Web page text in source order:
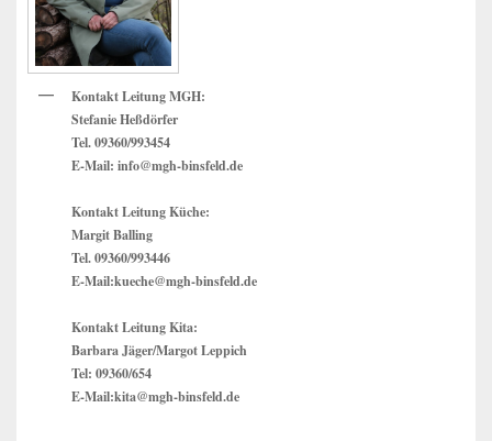
Kontakt Leitung MGH:
Stefanie Heßdörfer
Tel. 09360/993454
E-Mail: info@mgh-binsfeld.de
Kontakt Leitung Küche:
Margit Balling
Tel. 09360/993446
E-Mail:kueche@mgh-binsfeld.de
Kontakt Leitung Kita:
Barbara Jäger/Margot Leppich
Tel: 09360/654
E-Mail:kita@mgh-binsfeld.de